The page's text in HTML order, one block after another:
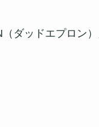
ダッドエプロン